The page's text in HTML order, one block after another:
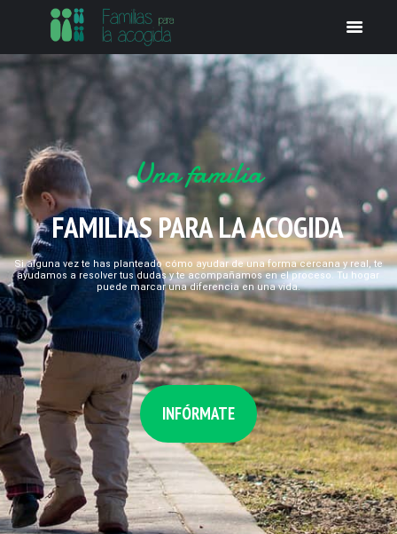
Si alguna vez te has planteado cómo ayudar de una forma cercana y real, te
ayudamos a resolver tus dudas y te acompañamos en el proceso. Tu hogar
puede marcar una diferencia en una vida.
Una familia
FAMILIAS PARA LA ACOGIDA
INFÓRMATE